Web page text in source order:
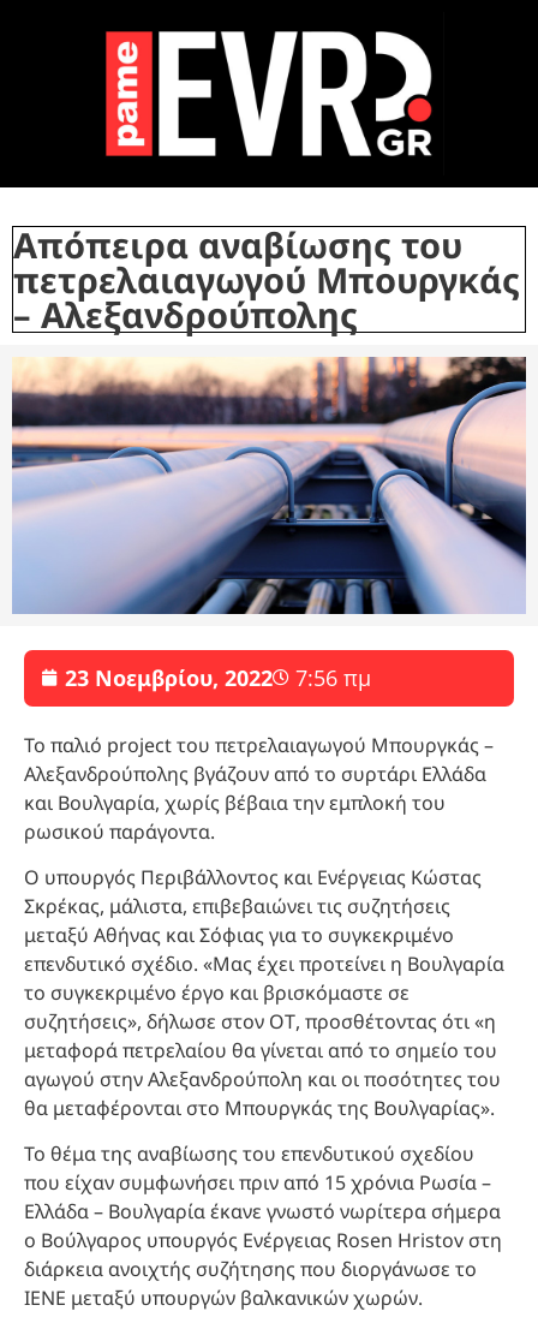
Απόπειρα αναβίωσης του
πετρελαιαγωγού Μπουργκάς
– Αλεξανδρούπολης
23 Νοεμβρίου, 2022 7:56 πμ
Το παλιό project του πετρελαιαγωγού Μπουργκάς –
Αλεξανδρούπολης βγάζουν από το συρτάρι Ελλάδα
και Βουλγαρία, χωρίς βέβαια την εμπλοκή του
ρωσικού παράγοντα.
Ο υπουργός Περιβάλλοντος και Ενέργειας Κώστας
Σκρέκας, μάλιστα, επιβεβαιώνει τις συζητήσεις
μεταξύ Αθήνας και Σόφιας για το συγκεκριμένο
επενδυτικό σχέδιο. «Μας έχει προτείνει η Βουλγαρία
το συγκεκριμένο έργο και βρισκόμαστε σε
συζητήσεις», δήλωσε στον ΟΤ, προσθέτοντας ότι «η
μεταφορά πετρελαίου θα γίνεται από το σημείο του
αγωγού στην Αλεξανδρούπολη και οι ποσότητες του
θα μεταφέρονται στο Μπουργκάς της Βουλγαρίας».
Το θέμα της αναβίωσης του επενδυτικού σχεδίου
που είχαν συμφωνήσει πριν από 15 χρόνια Ρωσία –
Ελλάδα – Βουλγαρία έκανε γνωστό νωρίτερα σήμερα
ο Βούλγαρος υπουργός Ενέργειας Rosen Hristov στη
διάρκεια ανοιχτής συζήτησης που διοργάνωσε το
ΙΕΝΕ μεταξύ υπουργών βαλκανικών χωρών.